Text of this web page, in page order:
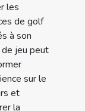
les
de golf
à son
de jeu peut
sur le
et
la